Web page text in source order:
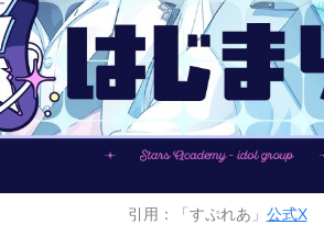
引用：「すぷれあ」 公式X